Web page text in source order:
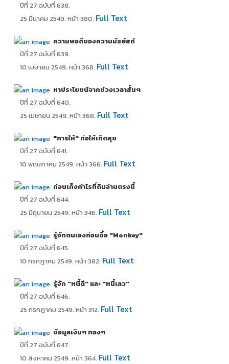
ปีที่ 27 ฉบับที่ 638.
25 มีนาคม 2549. หน้า 380. Full Text
ความพอดีของความมัธยัสถ์
ปีที่ 27 ฉบับที่ 639.
10 เมษายน 2549. หน้า 368. Full Text
หาประโยชน์จากช่วงเวลาสั้นๆ
ปีที่ 27 ฉบับที่ 640.
25 เมษายน 2549. หน้า 368. Full Text
"การให้" ก่อให้เกิดสุข
ปีที่ 27 ฉบับที่ 641.
10 พฤษภาคม 2549. หน้า 366. Full Text
ก่อนเก็งกำไรที่ดินอ่านตรงนี้
ปีที่ 27 ฉบับที่ 644.
25 มิถุนายน 2549. หน้า 346. Full Text
รู้จักตนเองก่อนซื้อ "Monkey"
ปีที่ 27 ฉบับที่ 645.
10 กรกฎาคม 2549. หน้า 382. Full Text
รู้จัก "หนี้ดี" และ "หนี้เลว"
ปีที่ 27 ฉบับที่ 646.
25 กรกฎาคม 2549. หน้า 312. Full Text
ข้อมูลเงินๆ ทองๆ
ปีที่ 27 ฉบับที่ 647.
10 สิงหาคม 2549. หน้า 364. Full Text